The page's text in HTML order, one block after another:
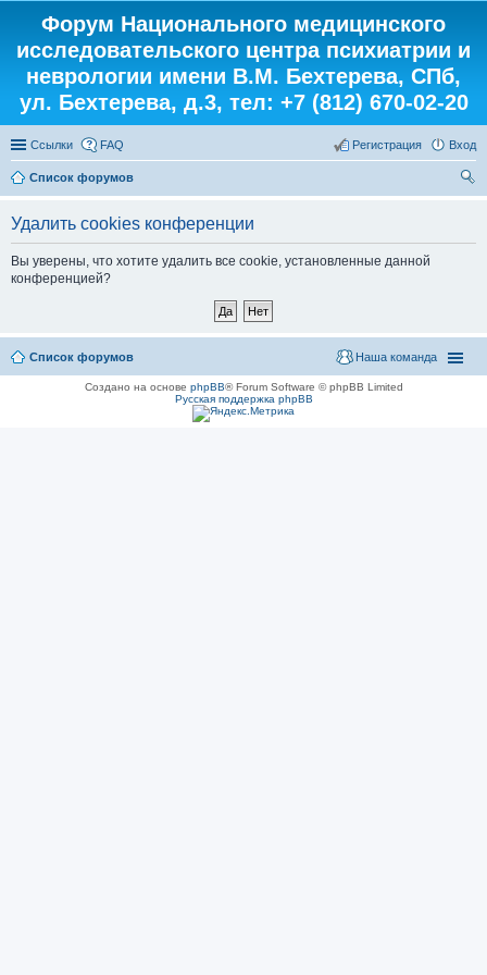
Форум Национального медицинского
исследовательского центра психиатрии и
неврологии имени В.М. Бехтерева, СПб,
ул. Бехтерева, д.3, тел: +7 (812) 670-02-20
Ссылки FAQ Вход
Регистрация
Список форумов
Удалить cookies конференции
Вы уверены, что хотите удалить все cookie, установленные данной
конференцией?
Список форумов Наша команда
Создано на основе phpBB® Forum Software © phpBB Limited
Русская поддержка phpBB